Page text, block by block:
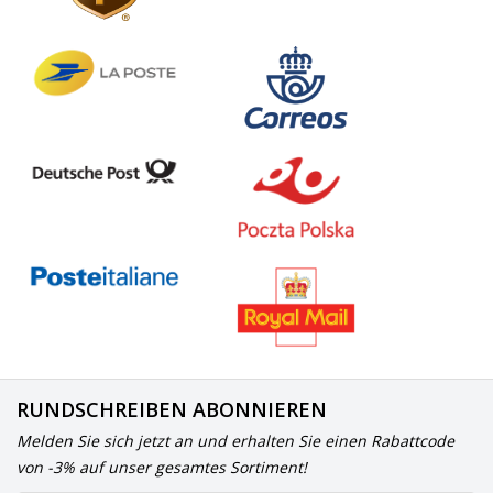
RUNDSCHREIBEN ABONNIEREN
Melden Sie sich jetzt an und erhalten Sie einen Rabattcode
von -3% auf unser gesamtes Sortiment!